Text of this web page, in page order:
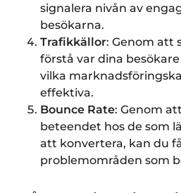
signalera nivån av
besökarna.
Trafikkällor: Genom att
förstå var dina
vilka
effektiva.
Bounce Rate: Genom
beteendet hos de som
att konvertera, kan du
problemområden som